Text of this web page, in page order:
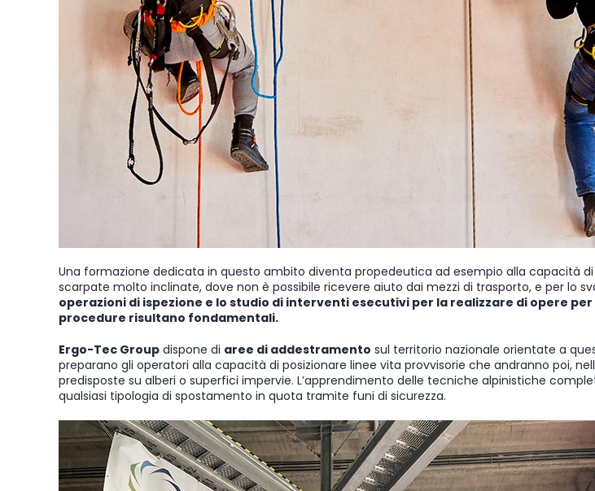
Una formazione dedicata in questo ambito diventa propedeutica ad esempio alla capacità
scarpate molto inclinate, dove non è possibile ricevere aiuto dai mezzi di trasporto, e per lo
operazioni di ispezione e lo studio di interventi esecutivi per la realizzare di opere per
procedure risultano fondamentali.
Ergo-Tec Group dispone di aree di addestramento sul territorio nazionale orientate a
preparano gli operatori alla capacità di posizionare linee vita provvisorie che andranno poi,
predisposte su alberi o superfici impervie. L’apprendimento delle tecniche alpinistiche
qualsiasi tipologia di spostamento in quota tramite funi di sicurezza.